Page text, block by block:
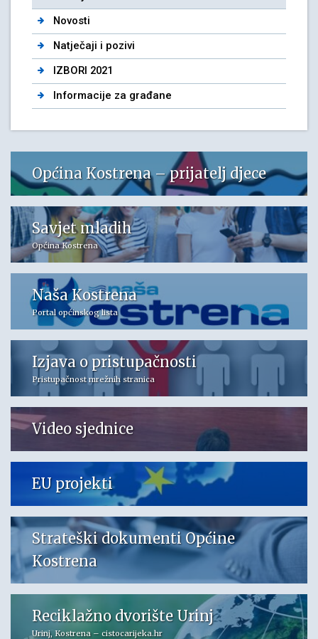
Novosti
Natječaji i pozivi
IZBORI 2021
Informacije za građane
Općina Kostrena – prijatelj djece
Savjet mladih
Općina Kostrena
Naša Kostrena
Portal općinskog lista
Izjava o pristupačnosti
Pristupačnost mrežnih stranica
Video sjednice
EU projekti
Strateški dokumenti Općine
Kostrena
Reciklažno dvorište Urinj
Urinj, Kostrena – cistocarijeka.hr